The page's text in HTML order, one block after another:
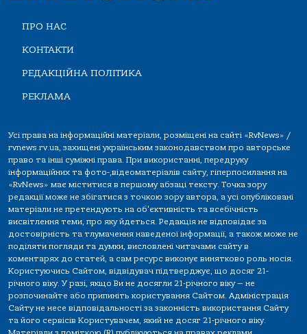
ПРО НАС
КОНТАКТИ
РЕДАКЦІЙНА ПОЛІТИКА
РЕКЛАМА
Усі права на інформаційні матеріали, розміщені на сайті «RvNews» /
rvnews.rv.ua, захищені українським законодавством про авторське
право та інші суміжні права. При використанні, передруку
інформаційних та фото-,відеоматеріалів сайту, гіперпосилання на
«RvNews» має міститися в першому абзаці тексту. Точка зору
редакції може не збігатися з точкою зору автора, а усі опубліковані
матеріали не претендують на об'єктивність та всебічність
висвітлення теми, про яку йдеться. Редакція не відповідає за
достовірність та тлумачення наведеної інформації, а також може не
поділяти погляди та думки, висловлені читачами сайту в
коментарях до статей, а сам ресурс виконує винятково роль носія.
Користуючись Сайтом, відвідувач підтверджує, що досяг 21-
річного віку. У разі, якщо Ви не досягли 21-річного віку — не
розпочинайте або припиніть користування Сайтом. Адміністрація
Сайту не несе відповідальності за законність використання Сайту
та його сервісів Користувачем, який не досяг 21-річного віку.